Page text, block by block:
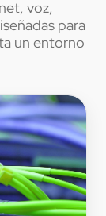
voz,
para
un entorno